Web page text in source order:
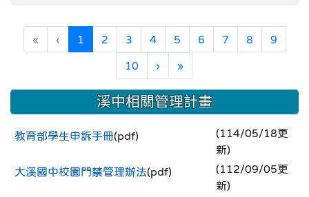
« ‹ 1 (current)
2 3 4 5 6 7 8 9
10 › »
溪中相關管理計畫
教育部學生申訴手冊(pdf)
(114/05/18更
新)
大溪國中校園門禁管理辦法(pdf)
(112/09/05更
新)